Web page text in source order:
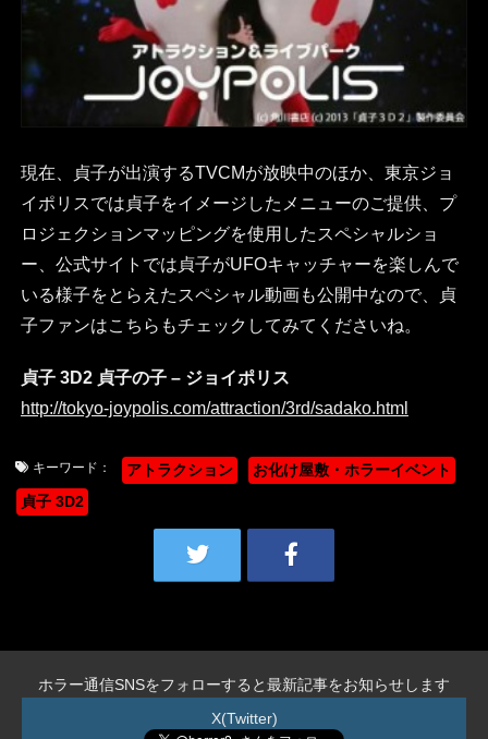
現在、貞子が出演するTVCMが放映中のほか、東京ジョ
イポリスでは貞子をイメージしたメニューのご提供、プ
ロジェクションマッピングを使用したスペシャルショ
ー、公式サイトでは貞子がUFOキャッチャーを楽しんで
いる様子をとらえたスペシャル動画も公開中なので、貞
子ファンはこちらもチェックしてみてくださいね。
貞子 3D2 貞子の子 – ジョイポリス
http://tokyo-joypolis.com/attraction/3rd/sadako.html
キーワード： アトラクション
お化け屋敷・ホラーイベント
貞子 3D2
ホラー通信SNSをフォローすると最新記事をお知らせします
X(Twitter)